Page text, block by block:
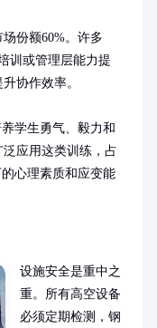
份额60%。许多
训或管理层能力提
协作效率。
学生勇气、毅力和
应用这类训练，占
心理素质和应变能
设施安全是重中之
重。所有高空设备
必须定期检测，钢